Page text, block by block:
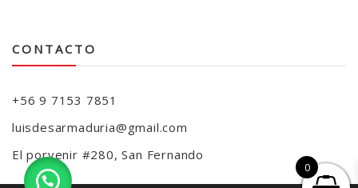
CONTACTO
+56 9 7153 7851
luisdesarmaduria@gmail.com
El porvenir #280, San Fernando
0